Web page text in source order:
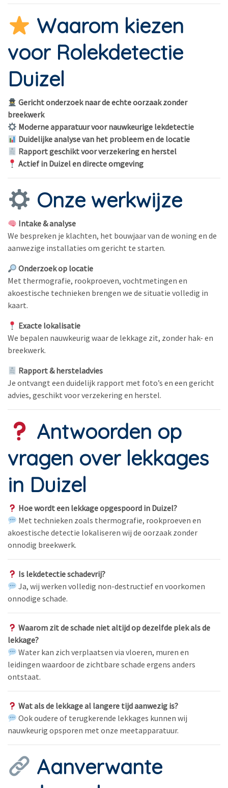
Waarom kiezen
voor Rolekdetectie
Duizel
Gericht onderzoek naar de echte oorzaak zonder
breekwerk
Moderne apparatuur voor nauwkeurige lekdetectie
Duidelijke analyse van het probleem en de locatie
Rapport geschikt voor verzekering en herstel
Actief in Duizel en directe omgeving
Onze werkwijze
Intake & analyse
We bespreken je klachten, het bouwjaar van de woning en de
aanwezige installaties om gericht te starten.
Onderzoek op locatie
Met thermografie, rookproeven, vochtmetingen en
akoestische technieken brengen we de situatie volledig in
kaart.
Exacte lokalisatie
We bepalen nauwkeurig waar de lekkage zit, zonder hak- en
breekwerk.
Rapport & hersteladvies
Je ontvangt een duidelijk rapport met foto’s en een gericht
advies, geschikt voor verzekering en herstel.
Antwoorden op
vragen over lekkages
in Duizel
Hoe wordt een lekkage opgespoord in Duizel?
Met technieken zoals thermografie, rookproeven en
akoestische detectie lokaliseren wij de oorzaak zonder
onnodig breekwerk.
Is lekdetectie schadevrij?
Ja, wij werken volledig non-destructief en voorkomen
onnodige schade.
Waarom zit de schade niet altijd op dezelfde plek als de
lekkage?
Water kan zich verplaatsen via vloeren, muren en
leidingen waardoor de zichtbare schade ergens anders
ontstaat.
Wat als de lekkage al langere tijd aanwezig is?
Ook oudere of terugkerende lekkages kunnen wij
nauwkeurig opsporen met onze meetapparatuur.
Aanverwante